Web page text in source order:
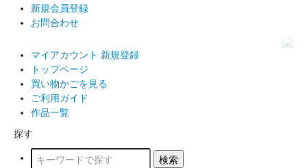
新規会員登録
お問合わせ
マイアカウント 新規登録
トップページ
買い物かごを見る
ご利用ガイド
作品一覧
探す